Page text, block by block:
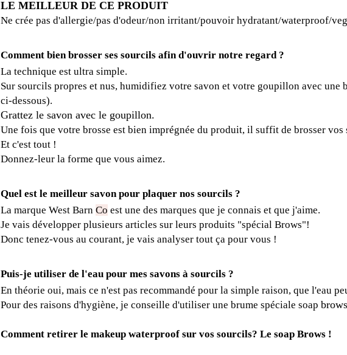
LE MEILLEUR DE CE PRODUIT
Ne crée pas d'allergie/pas d'odeur/non irritant/pouvoir hydratant/waterproof/
Comment bien brosser ses sourcils afin d'ouvrir notre regard ?
La technique est ultra simple.
Sur sourcils propres et nus, humidifiez votre savon et votre goupillon avec une
ci-dessous).
Grattez le savon avec le goupillon.
Une fois que votre brosse est bien imprégnée du produit, il suffit de brosser
Et c'est tout !
Donnez-leur la forme que vous aimez.
Quel est le meilleur savon pour plaquer nos sourcils ?
La marque West Barn Co est une des marques que je connais et que j'aime.
Je vais développer plusieurs articles sur leurs produits "spécial Brows"!
Donc tenez-vous au courant, je vais analyser tout ça pour vous !
Puis-je utiliser de l'eau pour mes savons à sourcils ?
En théorie oui, mais ce n'est pas recommandé pour la simple raison, que l'eau
Pour des raisons d'hygiène, je conseille d'utiliser une brume spéciale soap
Comment retirer le makeup waterproof sur vos sourcils? Le soap Brows !